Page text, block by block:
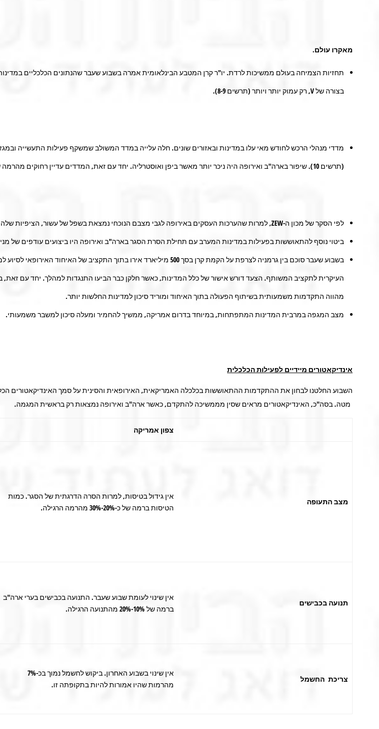
מאקרו עולם.
תחזיות הצמיחה בעולם ממשיכות לרדת. יו"ר קרן המטבע הבינלאומית אמרה בשבוע שעבר שהנתונים הכלכליים
בצורה של V, רק עמוק יותר ויותר (תרשים 8-9).
מדדי מנהלי הרכש לחודש מאי עלו במדינות ובאזורים שונים. חלה עלייה במדד המשולב שמשקף פעילות התעשייה
(תרשים 10). שיפור בארה"ב ואירופה היה ניכר יותר מאשר ביפן ואוסטרליה. יחד עם זאת, המדדים עדיין רחוקים מהרמה של 50 המפרידה בין התכווצות להתרחבות בפעילות.
לפי הסקר של מכון ה-ZEW, למרות שהערכות העסקים באירופה לגבי מצבם הנוכחי נמצאת בשפל של עשור, הציפיות שלהם עלו בחדות (תרשים 11).
ביטוי נוסף להתאוששות בפעילות במדינות המערב עם תחילת הסרת הסגר בארה"ב ואירופה היו ביצועים עודפים של
בשבוע שעבר סוכם בין גרמניה לצרפת על הקמת קרן בסך 500 מיליארד אירו
העיקרית לתקציב המשותף. הצעד דורש אישור של כלל המדינות, כאשר חלקן כבר הביעו התנגדות למהלך. יחד עם זאת,
מהווה התקדמות משמעותית בשיתוף הפעולה בתוך האיחוד ומוריד סיכון למדינות החלשות יותר.
מצב המגפה במרבית המדינות המתפתחות, במיוחד בדרום אמריקה, ממשיך להחמיר ומעלה סיכון למשבר משמעותי.
אינדיקאטורים מיידיים לפעילות הכלכלית
השבוע החלטנו לבחון את ההתקדמות ההתאוששות בכלכלה האמריקאית, האירופאית והסינית על סמך האינדיקאטורים
מטה. בסה"כ, האינדיקאטורים מראים שסין מממשיכה להתקדם, כאשר ארה"ב ואירופה נמצאות רק בראשית המגמה.
צפון אמריקה
מצב התעופה
אין גידול בטיסות, למרות הסרה הדרגתית של הסגר. כמות
הטיסות ברמה של כ-20%-30% מהרמה הרגילה.
תנועה בכבישים
אין שינוי לעומת שבוע שעבר. התנועה בכבישים בערי ארה"ב
ברמה של 10%-20% מהתנועה הרגילה.
צריכת החשמל
אין שינוי בשבוע האחרון. ביקוש לחשמל נמוך בכ-7%
מהרמות שהיו אמורות להיות בתקופתה זו.